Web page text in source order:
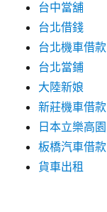
台中當舖
台北借錢
台北機車借款
台北當鋪
大陸新娘
新莊機車借款
日本立樂高園
板橋汽車借款
貨車出租